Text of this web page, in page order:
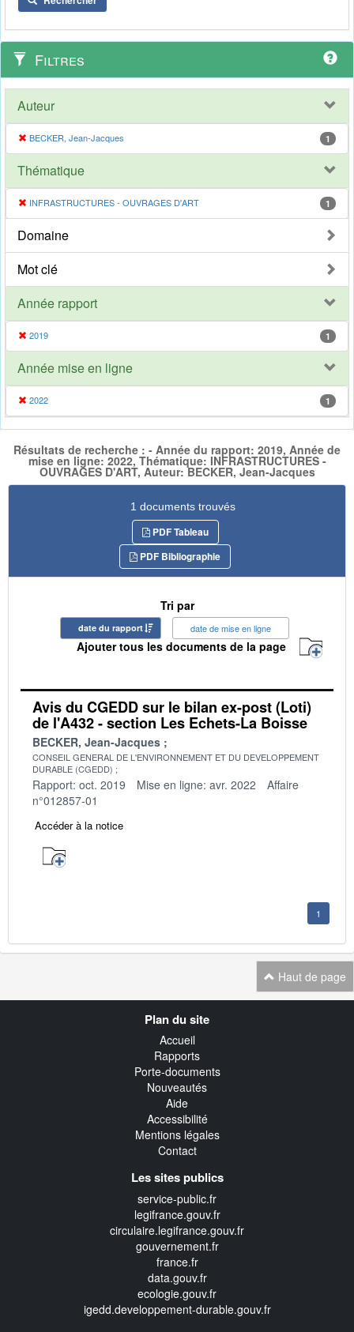
Filtres
Auteur
BECKER, Jean-Jacques 1
Thématique
INFRASTRUCTURES - OUVRAGES D'ART 1
Domaine
Mot clé
Année rapport
2019 1
Année mise en ligne
2022 1
Résultats de recherche : - Année du rapport: 2019, Année de
mise en ligne: 2022, Thématique: INFRASTRUCTURES -
OUVRAGES D'ART, Auteur: BECKER, Jean-Jacques
1 documents trouvés
PDF Tableau
PDF Bibliographie
Tri par
date du rapport date de mise en ligne
Ajouter tous les documents de la page
Avis du CGEDD sur le bilan ex-post (Loti)
de l'A432 - section Les Echets-La Boisse
BECKER, Jean-Jacques
CONSEIL GENERAL DE L'ENVIRONNEMENT ET DU DEVELOPPEMENT
DURABLE (CGEDD)
Rapport: oct. 2019 Mise en ligne: avr. 2022
Affaire
n°012857-01
Accéder à la notice
1
Haut de page
Plan du site
Accueil
Rapports
Porte-documents
Nouveautés
Aide
Accessibilité
Mentions légales
Contact
Les sites publics
service-public.fr
legifrance.gouv.fr
circulaire.legifrance.gouv.fr
gouvernement.fr
france.fr
data.gouv.fr
ecologie.gouv.fr
igedd.developpement-durable.gouv.fr